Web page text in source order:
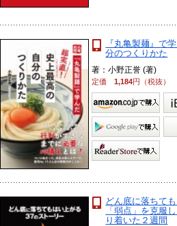
『丸亀製麺』
分のつくりかた
著：小野正誉 (著)
定価1,184円（税抜）
どん底に落ちて
「弱点」を克服
り着いた２週間